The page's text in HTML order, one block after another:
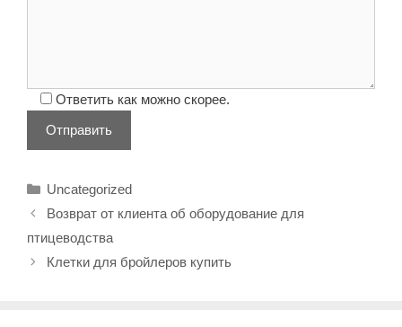
Ответить как можно скорее.
Рубрики
Uncategorized
Возврат от клиента об оборудование для
птицеводства
Клетки для бройлеров купить